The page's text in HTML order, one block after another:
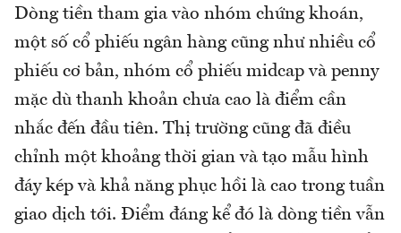
Dòng tiền tham gia vào nhóm chứng khoán,
một số cổ phiếu ngân hàng cũng như nhiều cổ
phiếu cơ bản, nhóm cổ phiếu midcap và penny
mặc dù thanh khoản chưa cao là điểm cần
nhắc đến đầu tiên. Thị trường cũng đã điều
chỉnh một khoảng thời gian và tạo mẫu hình
đáy kép và khả năng phục hồi là cao trong tuần
giao dịch tới. Điểm đáng kể đó là dòng tiền vẫn